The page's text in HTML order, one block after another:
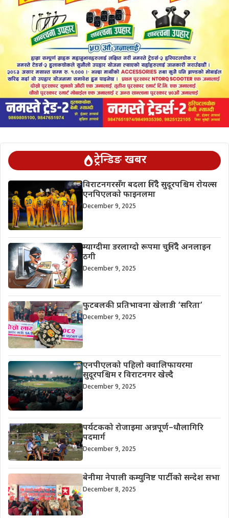
ट्रेन्डिङ खबर
विराटनगरसँग बदला लिँदै सुदूरपश्चिम राेयल्स
एनपिएलकाे फाइनलमा
December 9, 2025
म्याग्दीमा डरलाग्दो रूपमा चुलिँदै अनलाइन
ठगी
December 9, 2025
फुटबलकी प्रतिभावना खेलाडी ‘सरिता’
December 9, 2025
एनपीएलको पहिलो क्वालिफायरमा
सुदूरपश्चिम र विराटनगर खेल्दै
December 9, 2025
पर्यटकको रोजाइमा अन्नपूर्ण–धौलागिरि
पदमार्ग
December 9, 2025
बेनीमा नेपाली कम्युनिष्ट पार्टीको सन्देश सभा
December 8, 2025